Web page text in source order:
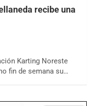
recibe una
Karting Noreste
fin de semana su…